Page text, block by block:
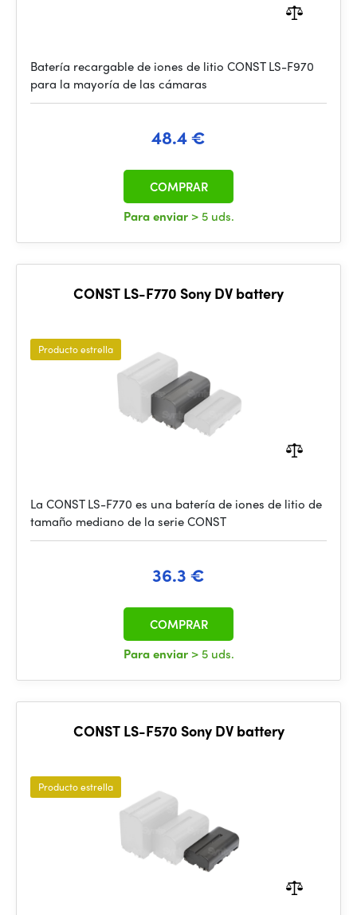
Batería recargable de iones de litio CONST LS-F970
para la mayoría de las cámaras
48.4 €
Para enviar > 5 uds.
COMPRAR
CONST LS-F770 Sony DV battery
Producto estrella
La CONST LS-F770 es una batería de iones de litio de
tamaño mediano de la serie CONST
36.3 €
Para enviar > 5 uds.
COMPRAR
CONST LS-F570 Sony DV battery
Producto estrella